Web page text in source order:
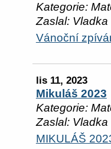
Kategorie:
Zaslal: Vladka
Vánoční
lis 11, 2023
Mikuláš 2023
Kategorie:
Zaslal: Vladka
MIKULÁŠ